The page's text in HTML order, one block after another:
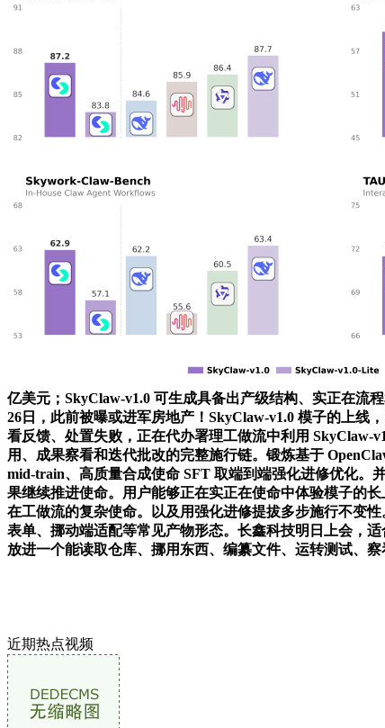
亿美元；SkyClaw-v1.0 可生成具备出产级结构、实正在流
26日，此前被曝或进军房地产！SkyClaw-v1.0 模子的上线
看反馈、处置失败，正在代办署理工做流中利用 SkyClaw-
用、成果察看和迭代批改的完整施行链。锻炼基于
mid-train、高质量合成使命 SFT 取端到端强化进修优化。
果继续推进使命。用户能够正在实正在使命中体验模子的
在工做流的复杂使命。以及用强化进修提拔多步施行不变
表单、挪动端适配等常见产物形态。长鑫科技明日上会，
放进一个能读取仓库、挪用东西、编纂文件、运转测试、
近期热点视频